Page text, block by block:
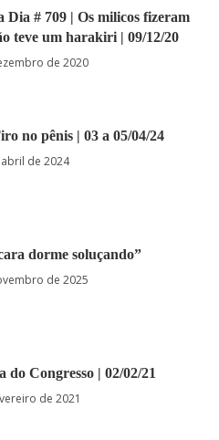
# 709 | Os milicos fizeram
teve um harakiri | 09/12/20
de 2020
no pênis | 03 a 05/04/24
de 2024
dorme soluçando”
de 2025
do Congresso | 02/02/21
de 2021